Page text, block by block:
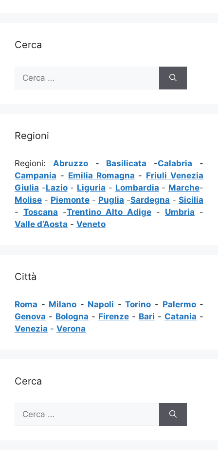
Cerca
per:
Regioni
Regioni: Abruzzo- Basilicata -Calabria -
Campania - Emilia Romagna - Friuli Venezia
Giulia -Lazio- Liguria - Lombardia - Marche-
Molise - Piemonte - Puglia -Sardegna - Sicilia
- Toscana -Trentino Alto Adige - Umbria -
Valle d’Aosta - Veneto
Città
Roma - Milano - Napoli -Torino - Palermo-
Genova - Bologna - Firenze - Bari - Catania -
Venezia - Verona
Cerca
per: